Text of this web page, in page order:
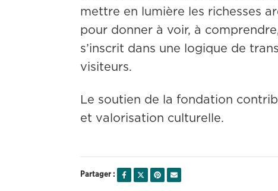
mettre en lumière les richesses
pour donner à voir, à
s’inscrit dans une logique de
visiteurs.
Le soutien de la fondation
et valorisation culturelle.
Partager :